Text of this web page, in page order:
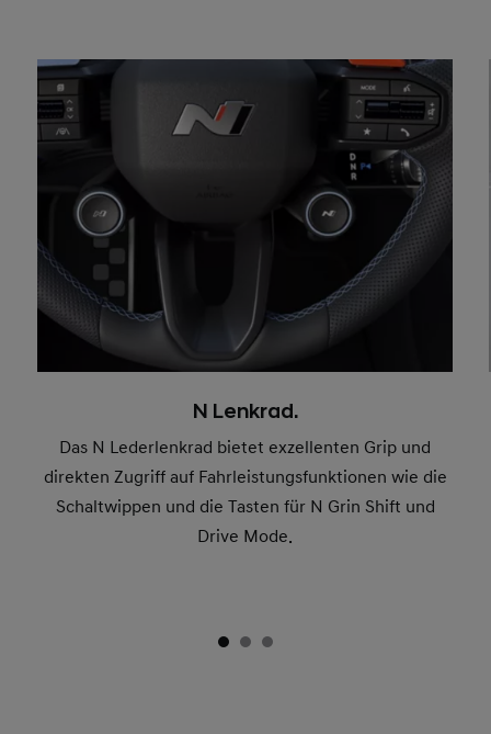
N Lenkrad.
Das N Lederlenkrad bietet exzellenten Grip und
direkten Zugriff auf Fahrleistungsfunktionen wie die
Schaltwippen und die Tasten für N Grin Shift und
Drive Mode.